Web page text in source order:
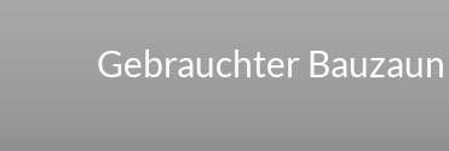
Gebrauchter Bauzaun